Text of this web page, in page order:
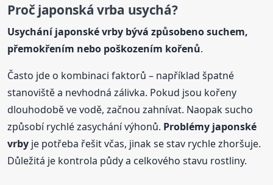
Proč japonská vrba usychá?
Usychání japonské vrby bývá způsobeno suchem,
přemokřením nebo poškozením kořenů.
Často jde o kombinaci faktorů – například špatné
stanoviště a nevhodná zálivka. Pokud jsou kořeny
dlouhodobě ve vodě, začnou zahnívat. Naopak sucho
způsobí rychlé zasychání výhonů. Problémy japonské
vrby je potřeba řešit včas, jinak se stav rychle zhoršuje.
Důležitá je kontrola půdy a celkového stavu rostliny.